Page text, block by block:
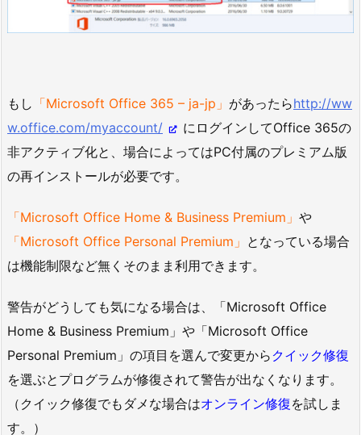
もし 「Microsoft Office 365 – ja-jp」 があったらhttp://ww
w.office.com/myaccount/
にログインしてOffice 365の
非アクティブ化と、場合によってはPC付属のプレミアム版
の再インストールが必要です。
「Microsoft Office Home & Business Premium」 や
「Microsoft Office Personal Premium」 となっている場合
は機能制限など無くそのまま利用できます。
警告がどうしても気になる場合は、「Microsoft Office
Home & Business Premium」や「Microsoft Office
Personal Premium」の項目を選んで変更から クイック修復
を選ぶとプログラムが修復されて警告が出なくなります。
（クイック修復でもダメな場合はオンライン修復を試しま
す。）